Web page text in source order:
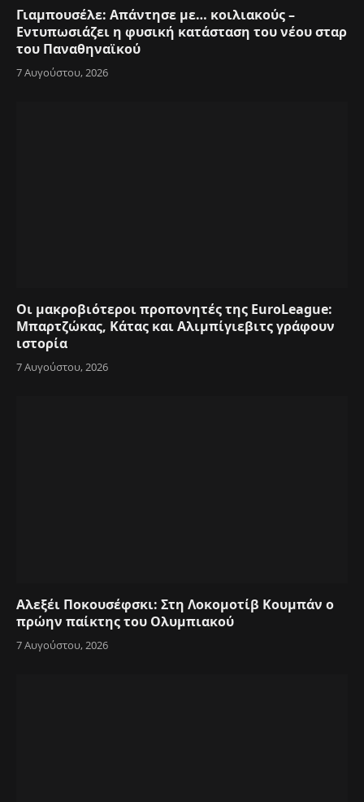
Γιαμπουσέλε: Απάντησε με… κοιλιακούς –
Εντυπωσιάζει η φυσική κατάσταση του νέου σταρ
του Παναθηναϊκού
7 Αυγούστου, 2026
Οι μακροβιότεροι προπονητές της EuroLeague:
Μπαρτζώκας, Κάτας και Αλιμπίγιεβιτς γράφουν
ιστορία
7 Αυγούστου, 2026
Αλεξέι Ποκουσέφσκι: Στη Λοκομοτίβ Κουμπάν ο
πρώην παίκτης του Ολυμπιακού
7 Αυγούστου, 2026